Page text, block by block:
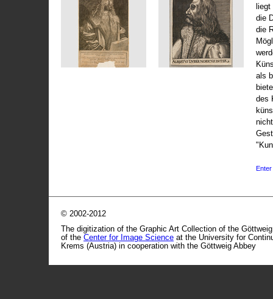
die
die
als
des
Enter
© 2002-2012
The digitization of the Graphic Art Collection of the
of the Center for Image Science at the University for
Krems (Austria) in cooperation with the Göttweig Abbey